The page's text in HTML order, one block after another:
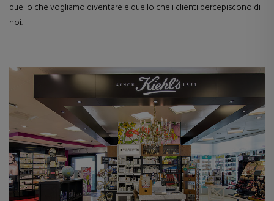
quello che vogliamo diventare e quello che i clienti percepiscono di
noi.